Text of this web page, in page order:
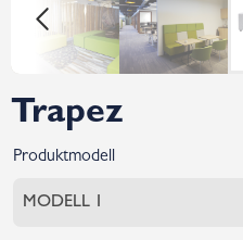
Trapez
Produktmodell